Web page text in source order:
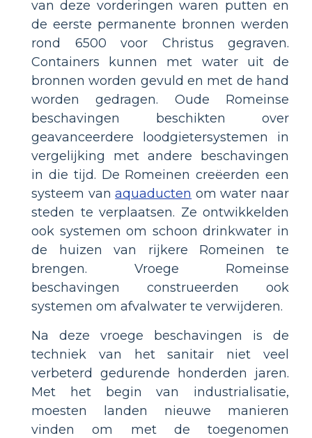
van deze vorderingen waren putten en
de eerste permanente bronnen werden
rond 6500 voor Christus gegraven.
Containers kunnen met water uit de
bronnen worden gevuld en met de hand
worden gedragen. Oude Romeinse
beschavingen beschikten over
geavanceerdere loodgietersystemen in
vergelijking met andere beschavingen
in die tijd. De Romeinen creëerden een
systeem vanaquaducten om water naar
steden te verplaatsen. Ze ontwikkelden
ook systemen om schoon drinkwater in
de huizen van rijkere Romeinen te
brengen. Vroege Romeinse
beschavingen construeerden ook
systemen om afvalwater te verwijderen.
Na deze vroege beschavingen is de
techniek van het sanitair niet veel
verbeterd gedurende honderden jaren.
Met het begin van industrialisatie,
moesten landen nieuwe manieren
vinden om met de toegenomen